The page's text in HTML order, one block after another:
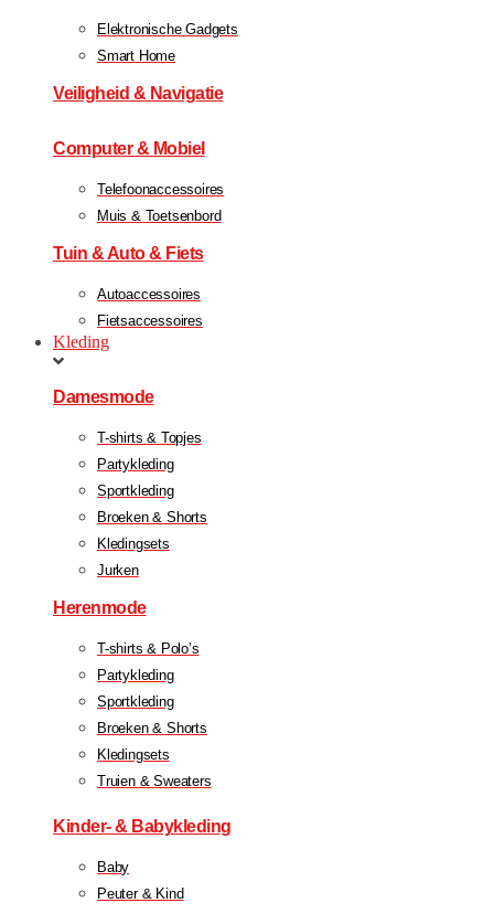
Elektronische Gadgets
Smart Home
Veiligheid & Navigatie
Computer & Mobiel
Telefoonaccessoires
Muis & Toetsenbord
Tuin & Auto & Fiets
Autoaccessoires
Fietsaccessoires
Kleding
Damesmode
T-shirts & Topjes
Partykleding
Sportkleding
Broeken & Shorts
Kledingsets
Jurken
Herenmode
T-shirts & Polo’s
Partykleding
Sportkleding
Broeken & Shorts
Kledingsets
Truien & Sweaters
Kinder- & Babykleding
Baby
Peuter & Kind